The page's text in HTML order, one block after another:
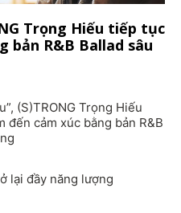
Trọng Hiếu tiếp tục
bản R&B Ballad sâu
(S)TRONG Trọng Hiếu
đến cảm xúc bằng bản R&B
lại đầy năng lượng